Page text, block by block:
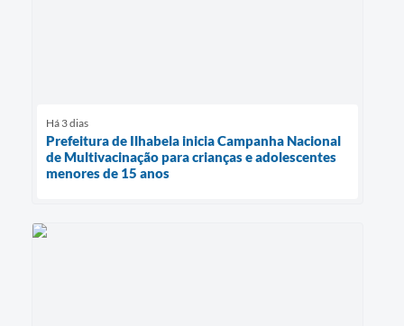
Há 3 dias
Prefeitura de Ilhabela inicia Campanha Nacional
de Multivacinação para crianças e adolescentes
menores de 15 anos